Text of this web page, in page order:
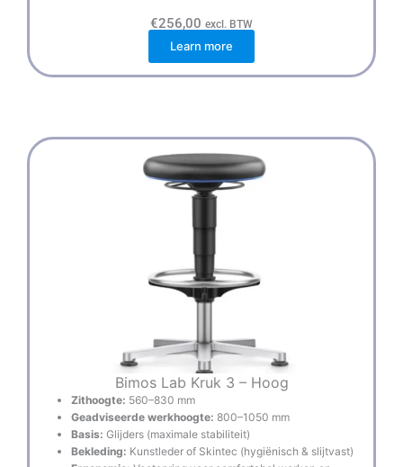
€256,00 excl. BTW
Learn more
Bimos Lab Kruk 3 – Hoog
Zithoogte: 560–830 mm
Geadviseerde werkhoogte: 800–1050 mm
Basis: Glijders (maximale stabiliteit)
Bekleding: Kunstleder of Skintec (hygiënisch & slijtvast)